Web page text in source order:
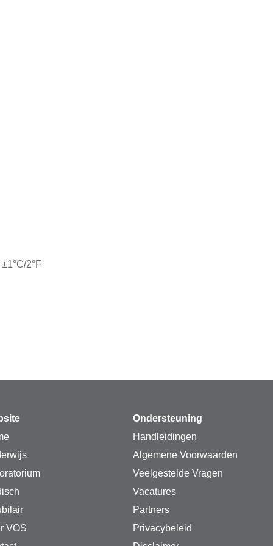
2°F
VOS
Ondersteuning
Handleidingen
Algemene Voorwaarden
Veelgestelde Vragen
Vacatures
Partners
Privacybeleid